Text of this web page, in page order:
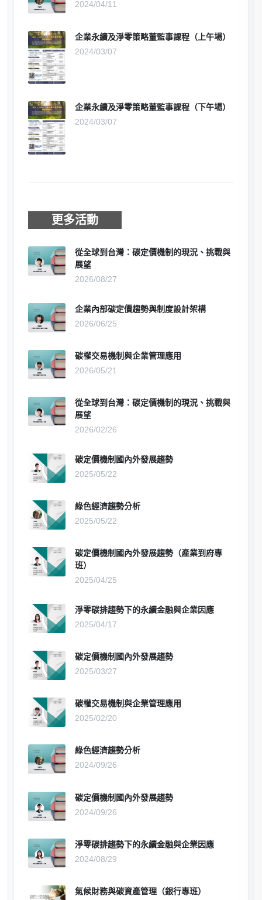
2024/04/11
企業永續及淨零策略董監事課程（上午場）
2024/03/07
企業永續及淨零策略董監事課程（下午場）
2024/03/07
更多活動
從全球到台灣：碳定價機制的現況、挑戰與
展望
2026/08/27
企業內部碳定價趨勢與制度設計架構
2026/06/25
碳權交易機制與企業管理應用
2026/05/21
從全球到台灣：碳定價機制的現況、挑戰與
展望
2026/02/26
碳定價機制國內外發展趨勢
2025/05/22
綠色經濟趨勢分析
2025/05/22
碳定價機制國內外發展趨勢（產業到府專
班）
2025/04/25
淨零碳排趨勢下的永續金融與企業因應
2025/04/17
碳定價機制國內外發展趨勢
2025/03/27
碳權交易機制與企業管理應用
2025/02/20
綠色經濟趨勢分析
2024/09/26
碳定價機制國內外發展趨勢
2024/09/26
淨零碳排趨勢下的永續金融與企業因應
2024/08/29
氣候財務與碳資產管理（銀行專班）